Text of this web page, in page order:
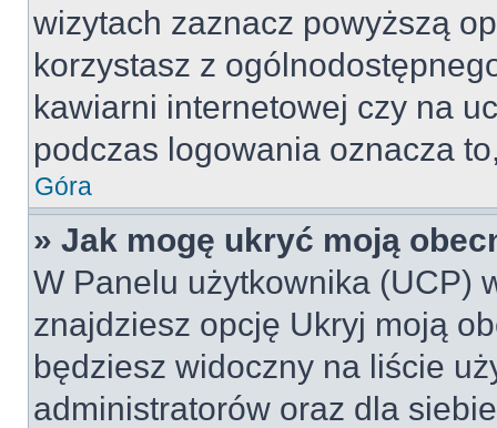
wizytach zaznacz powyższą
korzystasz z
kawiarni internetowej czy na
podczas logowania oznacza
Góra
» Jak mogę ukryć moją
W Panelu użytkownika (UCP)
znajdziesz opcję Ukryj moją
będziesz widoczny na liście
administratorów oraz dla